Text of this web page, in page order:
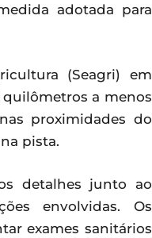
adotada para
(Seagri) em
quilômetros a menos
proximidades do
pista.
detalhes junto ao
envolvidas. Os
exames sanitários